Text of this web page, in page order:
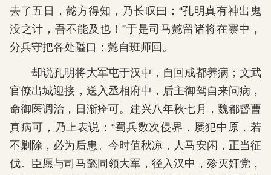
去了五日，懿方得知，乃长叹曰：“孔明真有神出鬼
没之计，吾不能及也！”于是司马懿留诸将在寨中，
分兵守把各处隘口；懿自班师回。
却说孔明将大军屯于汉中，自回成都养病；文武
官僚出城迎接，送入丞相府中，后主御驾自来问病，
命御医调治，日渐痊可。建兴八年秋七月，魏都督曹
真病可，乃上表说：“蜀兵数次侵界，屡犯中原，若
不剿除，必为后患。今时值秋凉，人马安闲，正当征
伐。臣愿与司马懿同领大军，径入汉中，殄灭奸党，